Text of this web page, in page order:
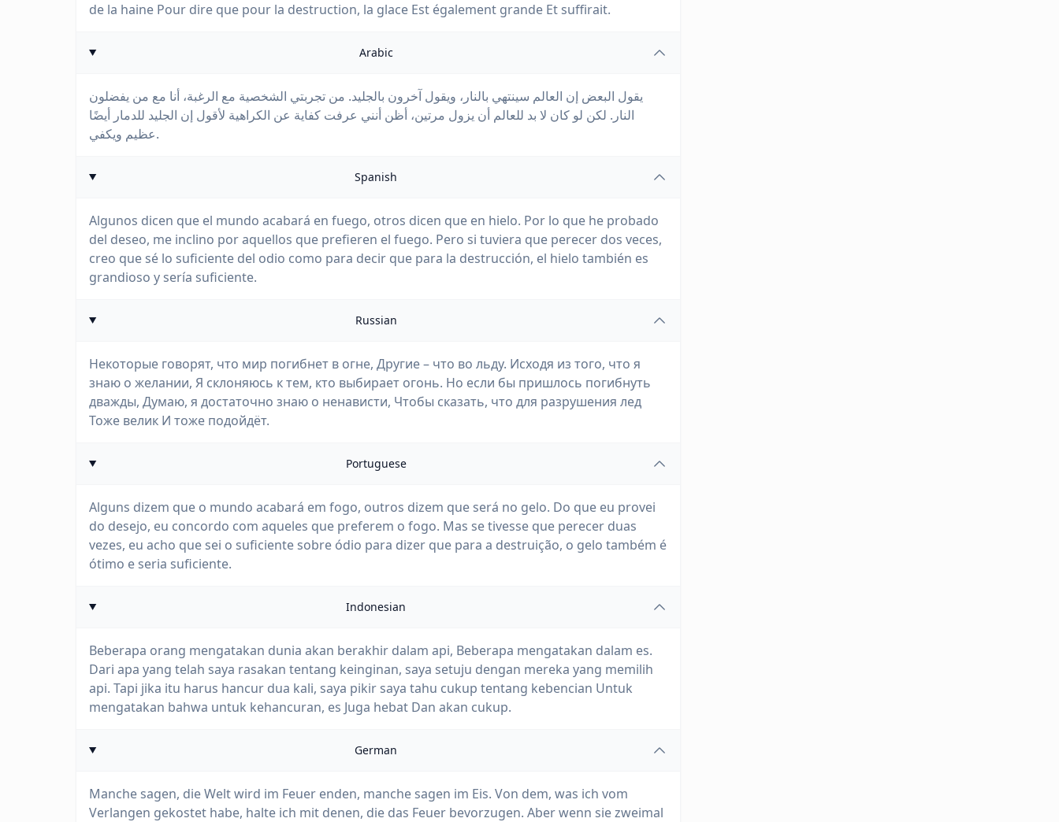
de la haine Pour dire que pour la destruction, la glace Est également grande Et suffirait.
Arabic
يقول البعض إن العالم سينتهي بالنار، ويقول آخرون بالجليد. من تجربتي الشخصية مع الرغبة، أنا مع من يفضلون
النار. لكن لو كان لا بد للعالم أن يزول مرتين، أظن أنني عرفت كفاية عن الكراهية لأقول إن الجليد للدمار أيضًا
عظيم ويكفي.
Spanish
Algunos dicen que el mundo acabará en fuego, otros dicen que en hielo. Por lo que he probado
del deseo, me inclino por aquellos que prefieren el fuego. Pero si tuviera que perecer dos veces,
creo que sé lo suficiente del odio como para decir que para la destrucción, el hielo también es
grandioso y sería suficiente.
Russian
Некоторые говорят, что мир погибнет в огне, Другие – что во льду. Исходя из того, что я
знаю о желании, Я склоняюсь к тем, кто выбирает огонь. Но если бы пришлось погибнуть
дважды, Думаю, я достаточно знаю о ненависти, Чтобы сказать, что для разрушения лед
Тоже велик И тоже подойдёт.
Portuguese
Alguns dizem que o mundo acabará em fogo, outros dizem que será no gelo. Do que eu provei
do desejo, eu concordo com aqueles que preferem o fogo. Mas se tivesse que perecer duas
vezes, eu acho que sei o suficiente sobre ódio para dizer que para a destruição, o gelo também é
ótimo e seria suficiente.
Indonesian
Beberapa orang mengatakan dunia akan berakhir dalam api, Beberapa mengatakan dalam es.
Dari apa yang telah saya rasakan tentang keinginan, saya setuju dengan mereka yang memilih
api. Tapi jika itu harus hancur dua kali, saya pikir saya tahu cukup tentang kebencian Untuk
mengatakan bahwa untuk kehancuran, es Juga hebat Dan akan cukup.
German
Manche sagen, die Welt wird im Feuer enden, manche sagen im Eis. Von dem, was ich vom
Verlangen gekostet habe, halte ich mit denen, die das Feuer bevorzugen. Aber wenn sie zweimal